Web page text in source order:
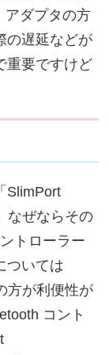
アダプタの方
の遅延などが
重要ですけど
SlimPort
なぜならその
トローラー
ついては
方が利便性が
コント